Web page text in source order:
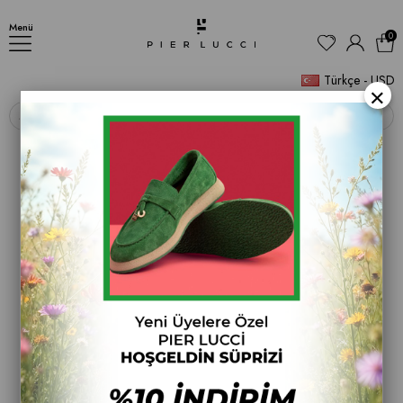
Menü
Türkçe - USD
0
‹ ›
×